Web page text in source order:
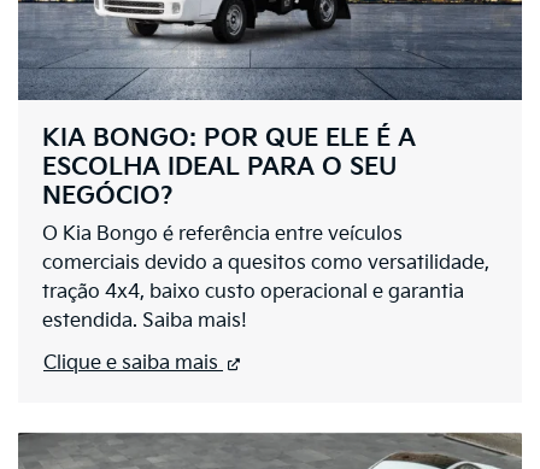
KIA BONGO: POR QUE ELE É A
ESCOLHA IDEAL PARA O SEU
NEGÓCIO?
O Kia Bongo é referência entre veículos
comerciais devido a quesitos como versatilidade,
tração 4x4, baixo custo operacional e garantia
estendida. Saiba mais!
Clique e saiba mais